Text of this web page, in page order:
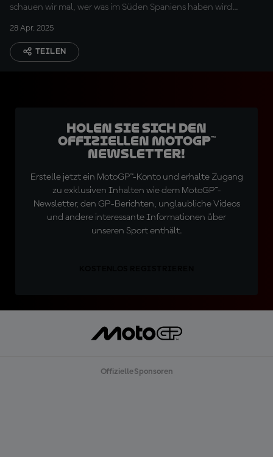
schauen wir mal, wer was im Süden Spaniens haben wird...
28 Apr. 2025
TEILEN
Holen Sie sich den
offiziellen MotoGP™
Newsletter!
Erstelle jetzt ein MotoGP™-Konto und erhalte Zugang
zu exklusiven Inhalten wie dem MotoGP™-
Newsletter, den GP-Berichten, unglaubliche Videos
und andere interessante Informationen über
unseren Sport enthält.
Offizielle Sponsoren